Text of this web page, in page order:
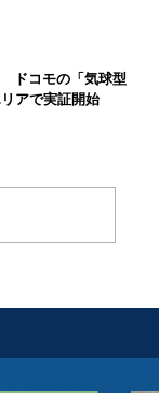
ドコモの「気球型
アで実証開始